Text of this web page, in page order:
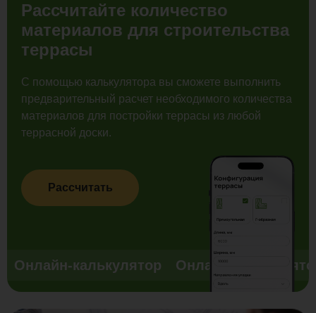
Рассчитайте количество
материалов для строительства
террасы
С помощью калькулятора вы сможете выполнить
предварительный расчет необходимого количества
материалов для постройки террасы из любой
террасной доски.
Рассчитать
Онлайн-калькулятор Онлайн-